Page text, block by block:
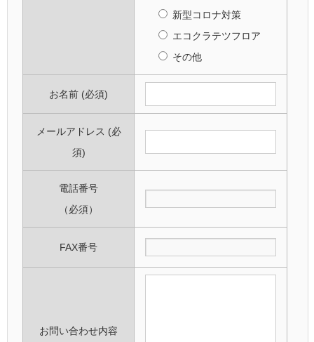
新型コロナ対策
エコクラテツフロア
その他
お名前 (必須)
メールアドレス (必
須)
電話番号
（必須）
FAX番号
お問い合わせ内容